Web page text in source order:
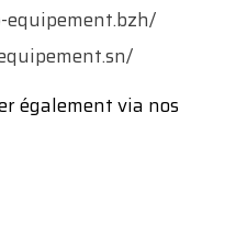
également via nos